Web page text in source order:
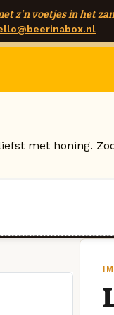
z'n voetjes in het
met honing.